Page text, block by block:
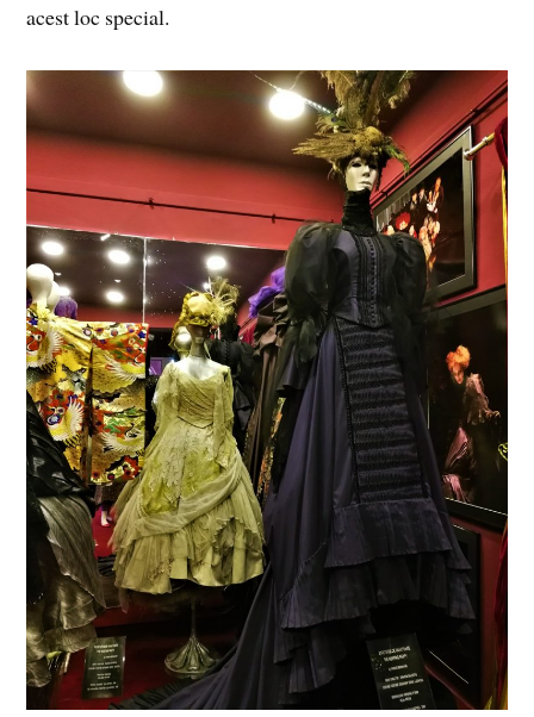
acest loc special.